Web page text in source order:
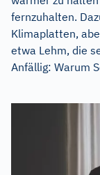
fernzuhalten.
Klimaplatten,
etwa Lehm, die
Anfällig: Warum